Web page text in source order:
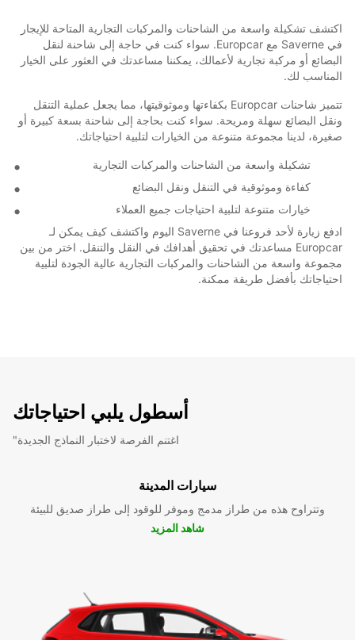
اكتشف تشكيلة واسعة من الشاحنات والمركبات التجارية المتاحة للإيجار
في Saverne مع Europcar. سواء كنت في حاجة إلى شاحنة لنقل
البضائع أو مركبة تجارية لأعمالك، يمكننا مساعدتك في العثور على الخيار
المناسب لك.
تتميز شاحنات Europcar بكفاءتها وموثوقيتها، مما يجعل عملية التنقل
ونقل البضائع سهلة ومريحة. سواء كنت بحاجة إلى شاحنة بسعة كبيرة أو
صغيرة، لدينا مجموعة متنوعة من الخيارات لتلبية احتياجاتك.
تشكيلة واسعة من الشاحنات والمركبات التجارية
كفاءة وموثوقية في التنقل ونقل البضائع
خيارات متنوعة لتلبية احتياجات جميع العملاء
ادفع زيارة لأحد فروعنا في Saverne اليوم واكتشف كيف يمكن لـ
Europcar مساعدتك في تحقيق أهدافك في النقل والتنقل. اختر من بين
مجموعة واسعة من الشاحنات والمركبات التجارية عالية الجودة لتلبية
احتياجاتك بأفضل طريقة ممكنة.
أسطول يلبي احتياجاتك
"اغتنم الفرصة لاختبار النماذج الجديدة
سيارات المدينة
وتتراوح هذه من طراز مدمج وموفر للوقود إلى طراز صديق للبيئة
شاهد المزيد